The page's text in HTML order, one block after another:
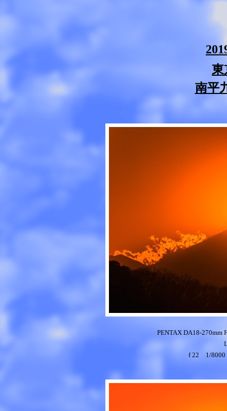
東
南平
PENTAX DA18-270mm
f 22 1/